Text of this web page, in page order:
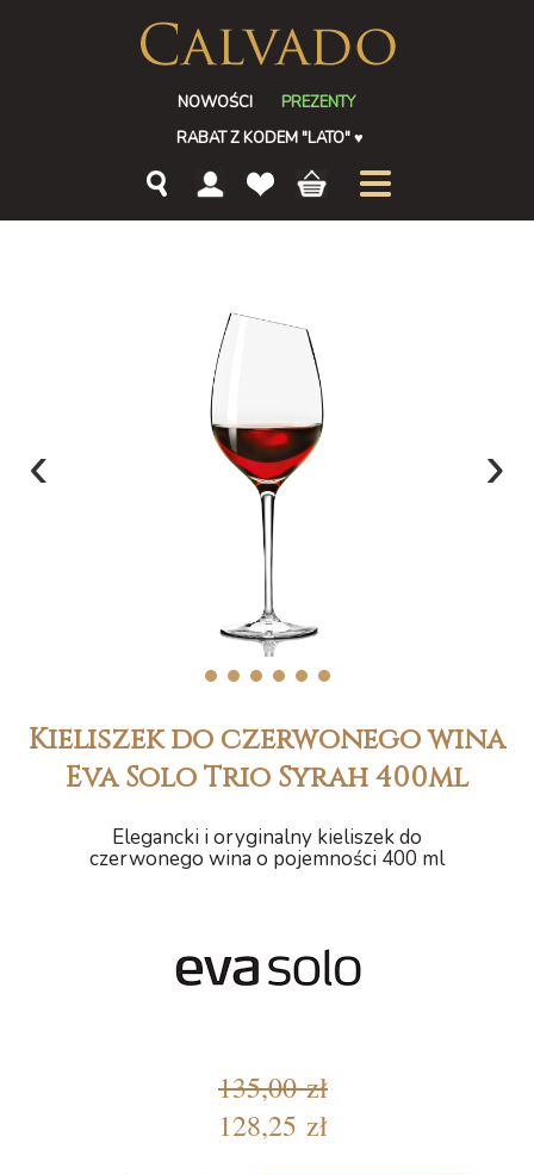
NOWOŚCI
PREZENTY
RABAT Z KODEM "LATO"♥
‹ ›
1 2 3 4 5 6
Kieliszek do czerwonego wina
Eva Solo Trio Syrah 400ml
Elegancki i oryginalny kieliszek do
czerwonego wina o pojemności 400 ml
135,00 zł
128,25 zł